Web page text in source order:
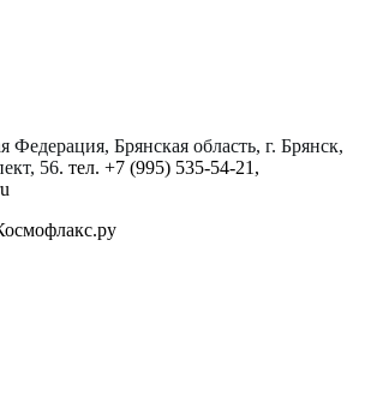
Федерация, Брянская область, г. Брянск,
56. тел. +7 (995) 535-54-21,